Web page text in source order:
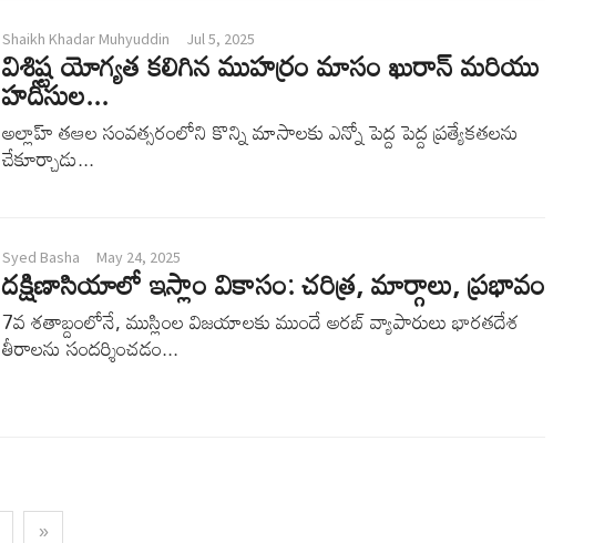
Shaikh Khadar Muhyuddin Jul 5, 2025
విశిష్ట యోగ్యత కలిగిన ముహర్రం మాసం ఖురాన్ మరియు
హదీసుల...
అల్లాహ్ తఆల సంవత్సరంలోని కొన్ని మాసాలకు ఎన్నో పెద్ద పెద్ద ప్రత్యేకతలను
చేకూర్చాడు...
Syed Basha May 24, 2025
దక్షిణాసియాలో ఇస్లాం వికాసం: చరిత్ర, మార్గాలు, ప్రభావం
7వ శతాబ్దంలోనే, ముస్లింల విజయాలకు ముందే అరబ్ వ్యాపారులు భారతదేశ
తీరాలను సందర్శించడం...
»